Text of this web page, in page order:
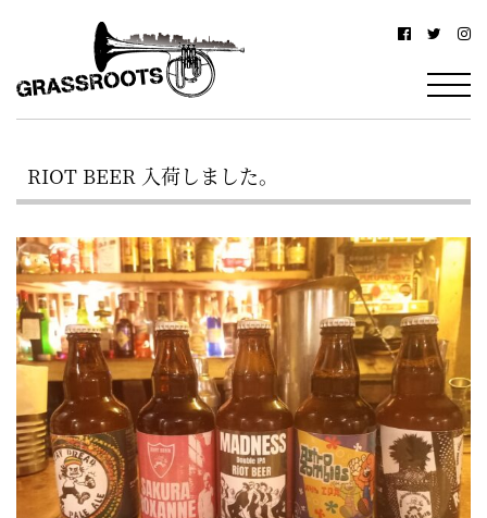
浜
グ
ス
ル
ー
ツ
–
YOKOHAMA
Grassroots
–
駅
北
西
口
か
ら
徒
歩
約
3
分・
鶴
RIOT BEER 入荷しました。